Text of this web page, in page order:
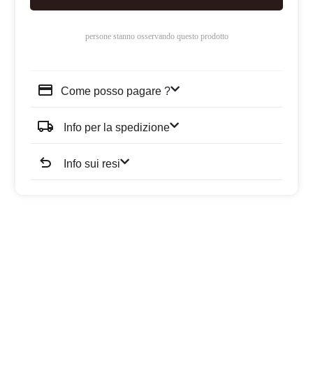
persone stanno osservando questo prodotto
Come posso pagare ?
Info per la spedizione
Info sui resi